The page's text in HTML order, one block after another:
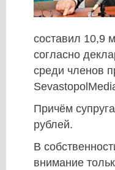
составил 10,9
согласно
среди членов
Причём
рублей.
В
внимание